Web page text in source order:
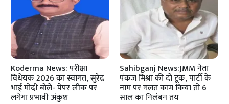
Koderma News: परीक्षा
विधेयक 2026 का स्वागत, सुरेंद्र
भाई मोदी बोले- पेपर लीक पर
लगेगा प्रभावी अंकुश
Sahibganj News:JMM नेता
पंकज मिश्रा की दो टूक, पार्टी के
नाम पर गलत काम किया तो 6
साल का निलंबन तय